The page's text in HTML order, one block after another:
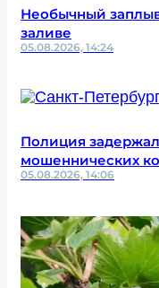
Необычный
заливе
05.08.2026, 14:24
Полиция
мошеннических
05.08.2026, 14:06